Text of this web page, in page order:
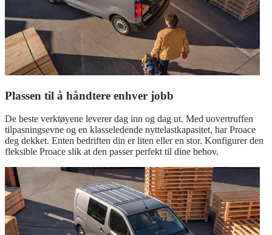
Plassen til å håndtere enhver jobb
De beste verktøyene leverer dag inn og dag ut. Med uovertruffen
tilpasningsevne og en klasseledende nyttelastkapasitet, har Proace
deg dekket. Enten bedriften din er liten eller en stor. Konfigurer den
fleksible Proace slik at den passer perfekt til dine behov.